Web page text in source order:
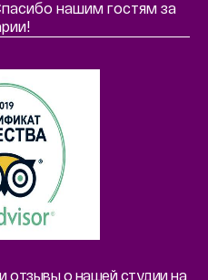
нашим гостям за
отзывы о нашей студии на